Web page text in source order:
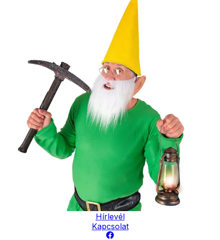
Asztali játékok
Nyári játékok
- Homokozójátékok
- Műanyag hajók
- Hinta, csúszda
- Ütők, dobálók
- Strandcikkek
- Egyéb nyári játékok
Lábbal hajtós
járművek
Téli játékok
Ár
Darab
Szállítás:
- Csomagautomata: 1190
forinttól
- Házhozszállítás: 2190
forinttól
- Személyes átvétel:
ingyenesen
Elérhetőség
Hírlevél
Kapcsolat